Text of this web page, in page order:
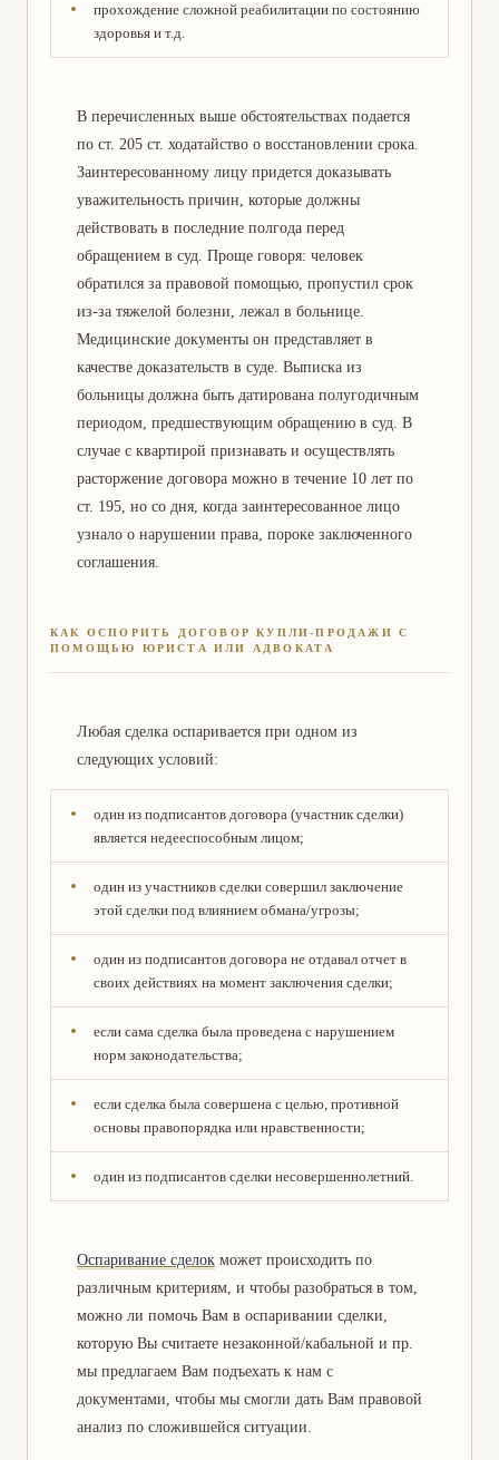
прохождение сложной реабилитации по состоянию
здоровья и т.д.
В перечисленных выше обстоятельствах подается
по ст. 205 ст. ходатайство о восстановлении срока.
Заинтересованному лицу придется доказывать
уважительность причин, которые должны
действовать в последние полгода перед
обращением в суд. Проще говоря: человек
обратился за правовой помощью, пропустил срок
из-за тяжелой болезни, лежал в больнице.
Медицинские документы он представляет в
качестве доказательств в суде. Выписка из
больницы должна быть датирована полугодичным
периодом, предшествующим обращению в суд. В
случае с квартирой признавать и осуществлять
расторжение договора можно в течение 10 лет по
ст. 195, но со дня, когда заинтересованное лицо
узнало о нарушении права, пороке заключенного
соглашения.
КАК ОСПОРИТЬ ДОГОВОР КУПЛИ-ПРОДАЖИ С
ПОМОЩЬЮ ЮРИСТА ИЛИ АДВОКАТА
Любая сделка оспаривается при одном из
следующих условий:
один из подписантов договора (участник сделки)
является недееспособным лицом;
один из участников сделки совершил заключение
этой сделки под влиянием обмана/угрозы;
один из подписантов договора не отдавал отчет в
своих действиях на момент заключения сделки;
если сама сделка была проведена с нарушением
норм законодательства;
если сделка была совершена с целью, противной
основы правопорядка или нравственности;
один из подписантов сделки несовершеннолетний.
Оспаривание сделок может происходить по
различным критериям, и чтобы разобраться в том,
можно ли помочь Вам в оспаривании сделки,
которую Вы считаете незаконной/кабальной и пр.
мы предлагаем Вам подъехать к нам с
документами, чтобы мы смогли дать Вам правовой
анализ по сложившейся ситуации.